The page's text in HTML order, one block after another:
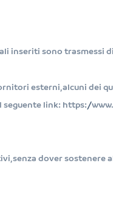
inseriti sono trasmessi
esterni, alcuni dei
seguente link: https://
senza dover sostenere